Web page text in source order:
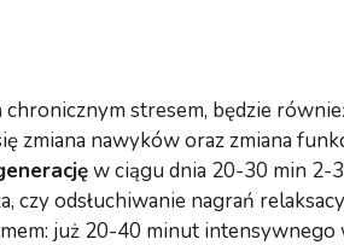
stresem, będzie
zmiana nawyków oraz zmiana
w ciągu dnia 20-30 min 2-
czy odsłuchiwanie nagrań
już 20-40 minut intensywnego